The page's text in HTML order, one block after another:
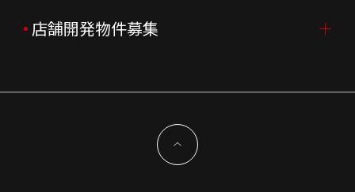
企業理念
新型コロナウイルス対応
決算資料
コーポレートガバナンス
中途採用
よくあるご質問
FC加盟店募集TOP
店舗開発物件募集